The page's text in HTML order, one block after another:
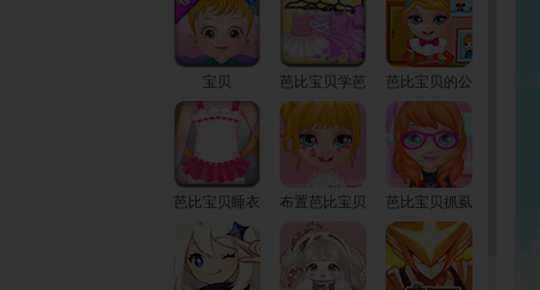
中；本站为防止低俗内容的出现，成功发表的作品需
要通过审核后才能显示在【最新作品】；同时，如果
你的作品很棒，有很多玩家献花，就有可能显示在
【作品榜】哦。
游戏加载完毕点击两次Play - 再点击OK即可开始游戏
宝贝
芭比宝贝学芭
蕾
芭比宝贝的公
芭比宝贝睡衣
派对
布置芭比宝贝
的房子
芭比宝贝抓虱
子